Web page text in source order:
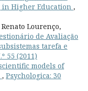
in Higher Education ,
Lourenço,
de Avaliação
tarefa e
55 (2011)
models of
, Psychologica: 30